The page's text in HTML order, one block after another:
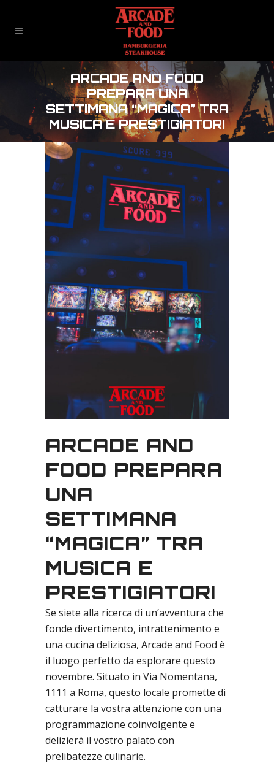
ARCADE AND FOOD
PREPARA UNA
SETTIMANA “MAGICA” TRA
MUSICA E PRESTIGIATORI
ARCADE AND
FOOD PREPARA
UNA
SETTIMANA
“MAGICA” TRA
MUSICA E
PRESTIGIATORI
Se siete alla ricerca di un’avventura che
fonde divertimento, intrattenimento e
una cucina deliziosa, Arcade and Food è
il luogo perfetto da esplorare questo
novembre. Situato in Via Nomentana,
1111 a Roma, questo locale promette di
catturare la vostra attenzione con una
programmazione coinvolgente e
delizierà il vostro palato con
prelibatezze culinarie.